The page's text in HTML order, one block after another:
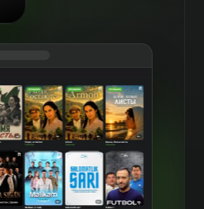
Иногда всего лишь один
становится причиной